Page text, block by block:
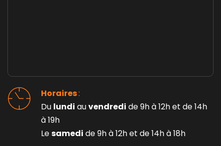
Horaires :
Du lundi au vendredi de 9h à 12h et de 14h
à 19h
Le samedi de 9h à 12h et de 14h à 18h